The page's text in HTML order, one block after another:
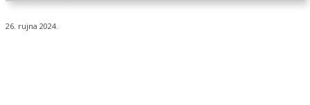
26. rujna 2024.